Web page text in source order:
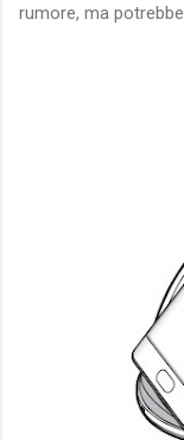
rumore, ma